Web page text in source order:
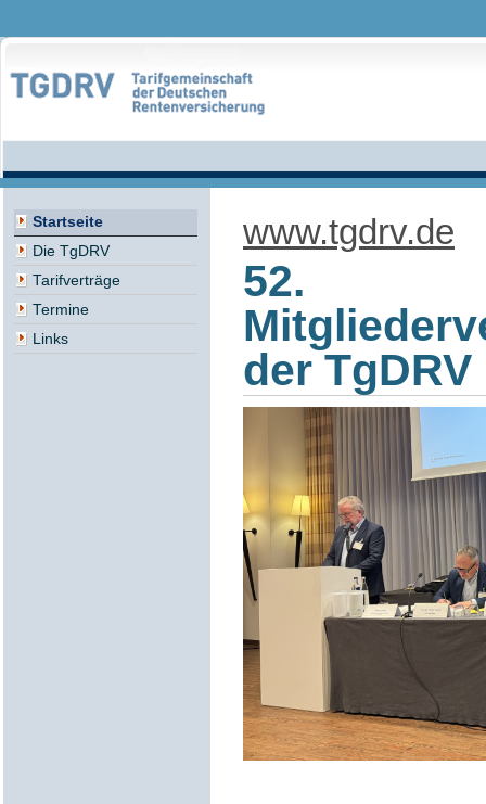
Startseite
Die TgDRV
Tarifverträge
Termine
Links
www.tgdrv.de
52.
der TgDRV